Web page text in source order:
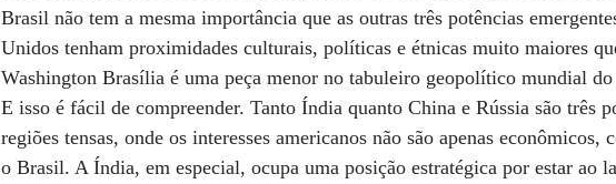
Brasil não tem a mesma importância que as outras três potências
Unidos tenham proximidades culturais, políticas e étnicas muito maiores
Washington Brasília é uma peça menor no tabuleiro geopolítico mundial
E isso é fácil de compreender. Tanto Índia quanto China e Rússia são três
regiões tensas, onde os interesses americanos não são apenas
o Brasil. A Índia, em especial, ocupa uma posição estratégica por estar ao